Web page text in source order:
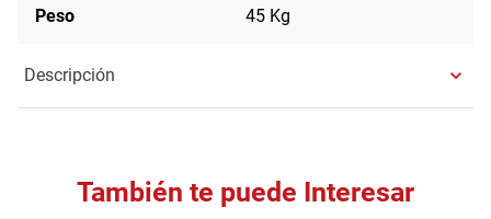
Peso 45 Kg
Descripción
También te puede Interesar